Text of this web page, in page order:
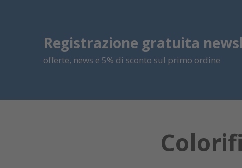
Registrazione gratuita
offerte, news e 5% di sconto sul primo ordine